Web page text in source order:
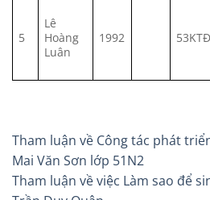
5
Lê
Hoàng
Luân
1992 53KTĐ
Tham luận về Công tác phát
Mai Văn Sơn lớp 51N2
Tham luận về việc Làm sao để